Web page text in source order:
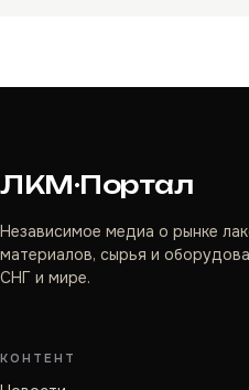
ЛКМ·Портал
Независимое медиа о рынке
материалов, сырья и
СНГ и мире.
КОНТЕНТ